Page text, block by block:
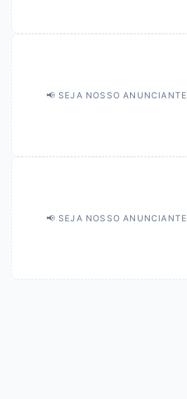
📢 SEJA NOSSO ANUNCIANTE
📢 SEJA NOSSO ANUNCIANTE